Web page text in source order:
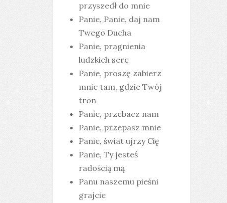
przyszedł do mnie
Panie, Panie, daj nam
Twego Ducha
Panie, pragnienia
ludzkich serc
Panie, proszę zabierz
mnie tam, gdzie Twój
tron
Panie, przebacz nam
Panie, przepasz mnie
Panie, świat ujrzy Cię
Panie, Ty jesteś
radością mą
Panu naszemu pieśni
grajcie